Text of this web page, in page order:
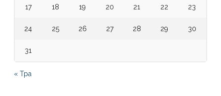
17 18 19 20 21 22 23
24 25 26 27 28 29 30
31
« Тра